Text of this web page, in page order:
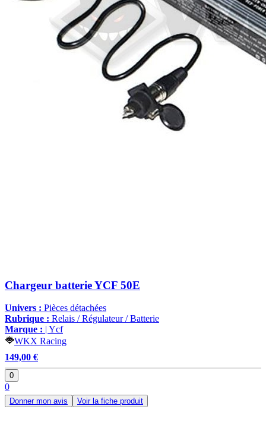
Chargeur batterie YCF 50E
Univers : Pièces détachées
Rubrique : Relais / Régulateur / Batterie
Marque : | Ycf
WKX Racing
149,00 €
0
0
Donner mon avis Voir la fiche produit